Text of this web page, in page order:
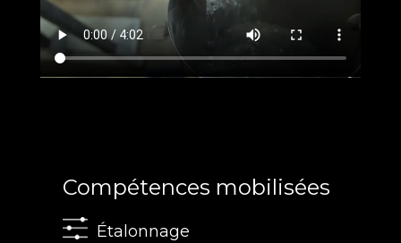
Compétences mobilisées
Étalonnage